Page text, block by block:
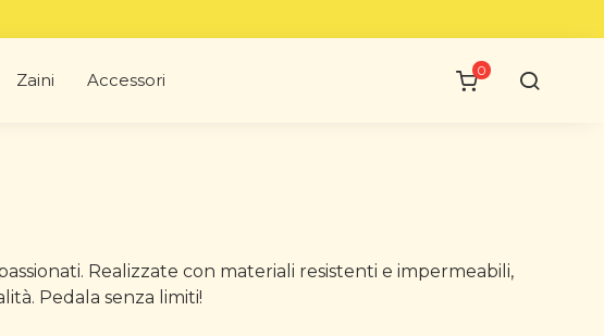
Zaini Accessori 0
Realizzate con materiali resistenti e impermeabili,
Pedala senza limiti!